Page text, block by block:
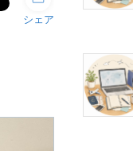
シェア